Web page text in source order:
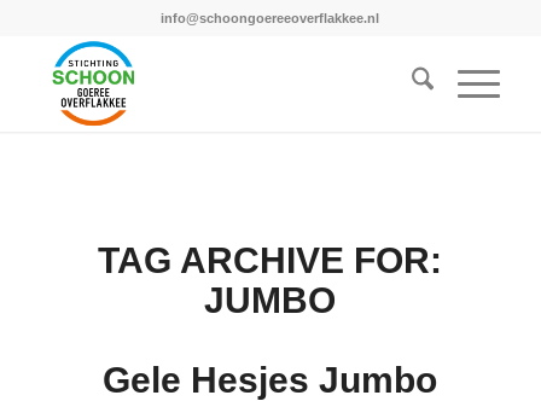
info@schoongoereeoverflakkee.nl
TAG ARCHIVE FOR:
JUMBO
Gele Hesjes Jumbo